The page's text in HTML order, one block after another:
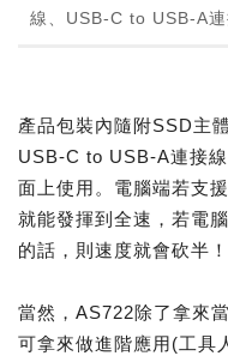
線、USB-C to USB-A連
產品包裝內隨附SSD主
USB-C to USB-A連接
面上使用。電腦端若支
就能發揮到全速，若電
的話，則速度就會砍半！
當然，AS722除了拿來
可拿來做進階應用(工具